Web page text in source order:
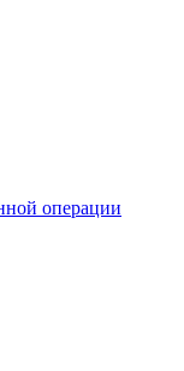
операции